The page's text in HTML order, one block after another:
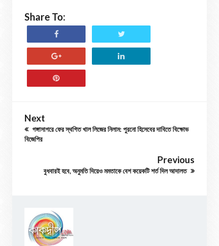
Share To:
Next
গঙ্গাসাগরে ফের স্থগিত খাল লিজের নিলাম: পুরনো হিসেবের দাবিতে বিক্ষোভ
বিজেপির
Previous
বুধবারই হবে, অনুমতি দিয়েও মমতাকে বেশ কয়েকটি শর্ত দিল আদালত